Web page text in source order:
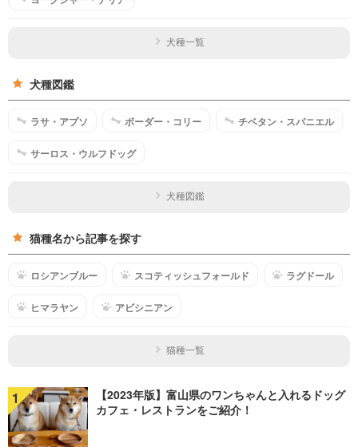
犬種一覧
犬種図鑑
ラサ・アプソ ボーダー・コリー チベタン・スパニエル
サーロス・ウルフドッグ
犬種図鑑
猫種名から記事を探す
ロシアンブルー スコティッシュフォールド ラグドール
ヒマラヤン アビシニアン
猫種一覧
1
【2023年版】富山県のワンちゃんと入れるドッグ
カフェ・レストランをご紹介！